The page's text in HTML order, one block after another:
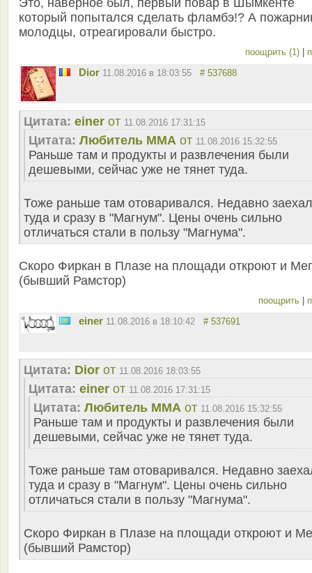
Это, наверное был, первый повар в Шымкенте
который попытался сделать фламбэ!? А
молодцы, отреагировали быстро.
поощрить (1)
Dior 11.08.2016 в 18:03:55 # 537688
Цитата: einer от 11.08.2016 17:31:15
Цитата: Любитель ММА от 11.08.2016 15:32:55
Раньше там и продукты и развлечения были
дешевыми, сейчас уже не тянет туда.
Тоже раньше там отоваривался. Недавно заехал
туда и сразу в "Магнум". Цены очень сильно
отличаться стали в пользу "Магнума".
Скоро Фиркан в Плазе на площади откроют и
(бывший Рамстор)
поощрить
einer 11.08.2016 в 18:10:42 # 537691
Цитата: Dior от 11.08.2016 18:03:55
Цитата: einer от 11.08.2016 17:31:15
Цитата: Любитель ММА от 11.08.2016 15:32:55
Раньше там и продукты и развлечения были
дешевыми, сейчас уже не тянет туда.
Тоже раньше там отоваривался. Недавно
туда и сразу в "Магнум". Цены очень сильно
отличаться стали в пользу "Магнума".
Скоро Фиркан в Плазе на площади откроют и
(бывший Рамстор)